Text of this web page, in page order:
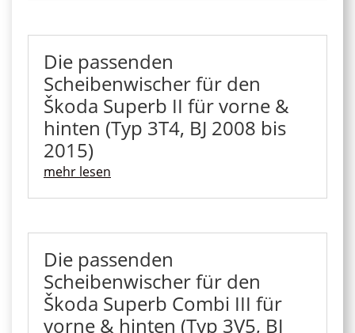
Die passenden
Scheibenwischer für den
Škoda Superb II für vorne &
hinten (Typ 3T4, BJ 2008 bis
2015)
mehr lesen
Die passenden
Scheibenwischer für den
Škoda Superb Combi III für
vorne & hinten (Typ 3V5, BJ